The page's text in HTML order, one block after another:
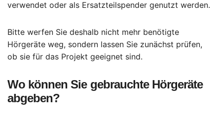
verwendet oder als Ersatzteilspender genutzt werden.
Bitte werfen Sie deshalb nicht mehr benötigte
Hörgeräte weg, sondern lassen Sie zunächst prüfen,
ob sie für das Projekt geeignet sind.
Wo können Sie gebrauchte Hörgeräte
abgeben?